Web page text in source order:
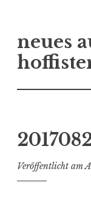
Inhalt
springen
neues
Veröffentlicht am